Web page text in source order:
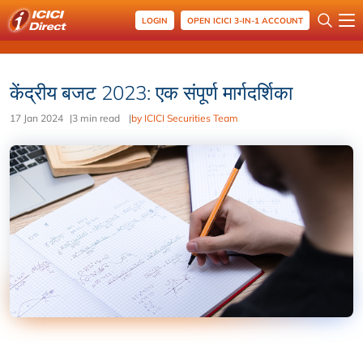
LOGIN OPEN ICICI 3-IN-1 ACCOUNT
केंद्रीय बजट 2023: एक संपूर्ण मार्गदर्शिका
17 Jan 2024 |3 min read |by ICICI Securities Team